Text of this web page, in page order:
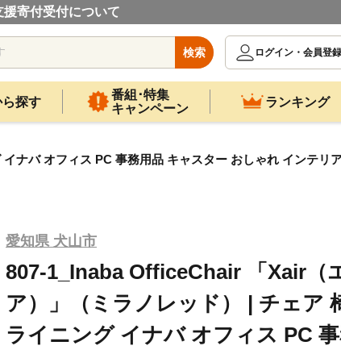
寄付受付について
検索
ログイン・会員登録
ら探す
番組･特集
キャンペーン
ランキング
バ オフィス PC 事務用品 キャスター おしゃれ インテリ
愛知県 犬山市
807-1_Inaba OfficeChair 「Xair（
ア）」（ミラノレッド） | チェア
ライニング イナバ オフィス PC